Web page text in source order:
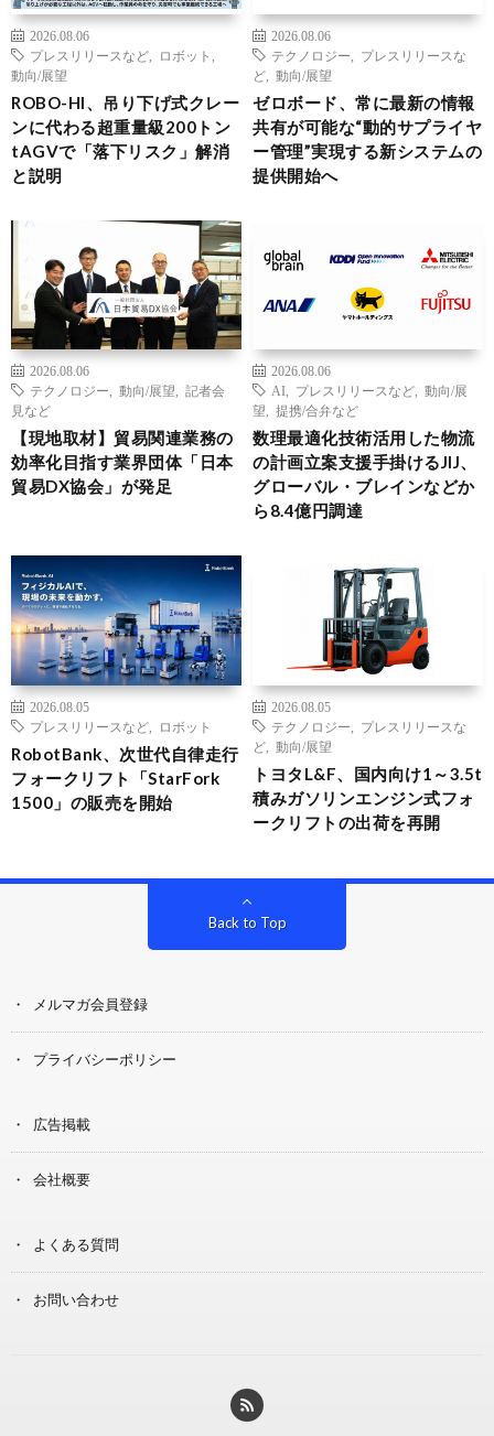
2026.08.06
プレスリリースなど
ロボット
動向/展望
ROBO-HI、吊り下げ式クレー
ンに代わる超重量級200トン
tAGVで「落下リスク」解消
と説明
2026.08.06
テクノロジー
プレスリリースな
ど
動向/展望
ゼロボード、常に最新の情報
共有が可能な“動的サプライヤ
ー管理”実現する新システムの
提供開始へ
2026.08.06
テクノロジー
動向/展望
記者会
見など
【現地取材】貿易関連業務の
効率化目指す業界団体「日本
貿易DX協会」が発足
2026.08.06
AI
プレスリリースなど
動向/展
望
提携/合弁など
数理最適化技術活用した物流
の計画立案支援手掛けるJIJ、
グローバル・ブレインなどか
ら8.4億円調達
2026.08.05
プレスリリースなど
ロボット
RobotBank、次世代自律走行
フォークリフト「StarFork
1500」の販売を開始
2026.08.05
テクノロジー
プレスリリースな
ど
動向/展望
トヨタL&F、国内向け1～3.5t
積みガソリンエンジン式フォ
ークリフトの出荷を再開
Back to Top
メルマガ会員登録
プライバシーポリシー
広告掲載
会社概要
よくある質問
お問い合わせ